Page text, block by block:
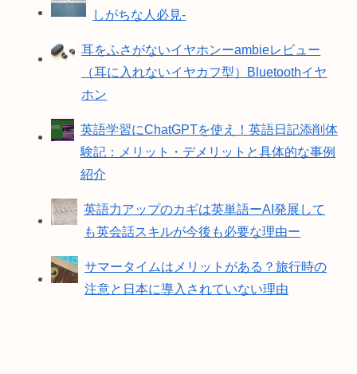
しがちな人必見-
耳をふさがないイヤホンーambieレビュー
（耳に入れないイヤカフ型）Bluetoothイヤ
ホン
英語学習にChatGPTを使え！英語日記添削体
験記：メリット・デメリットと具体的な事例
紹介
英語力アップのカギは英単語ーAI発展して
も英会話スキルが今後も必要な理由ー
サマータイムはメリットがある？旅行時の
注意と日本に導入されていない理由